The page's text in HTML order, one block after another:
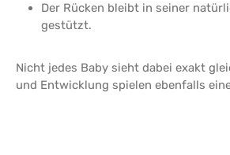
Der Rücken bleibt in seiner
gestützt.
Nicht jedes Baby sieht dabei exakt
und Entwicklung spielen ebenfalls